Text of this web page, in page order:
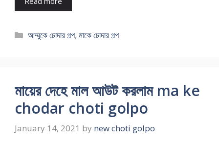
Categories
আম্মুকে চোদার গল্প,মাকে চোদার গল্প
মায়ের দেহে মাল আউট করলাম ma ke
chodar choti golpo
January 14, 2021 by new choti golpo